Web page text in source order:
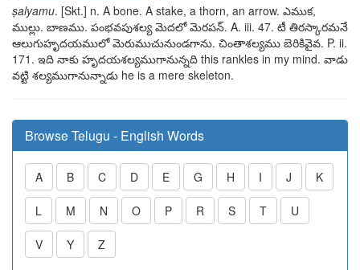
ṣalyamu. [Skt.] n. A bone. A stake, a thorn, an arrow. ఎముక,
ముల్లు. బాణము. పంభవపుశల్య మెదలో మెరపన్. A. iii. 47. టీ తిరస్కారమనే
ఆలుగుహృదయములో మెరుముచునుండగాను. చింతాశల్యము బెరికివైవ. P. ii.
171. ఇది నాకు హృదయశల్యముగానున్నది this rankles in my mind. వాడు
వట్టి శల్యముగానున్నాడు he is a mere skeleton.
Browse Telugu - English Words
A B C D E G H I J K
L M N O P R S T U
V Y Z